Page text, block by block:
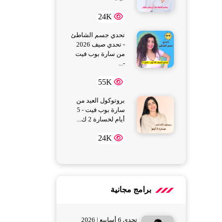
24K
تحدي جسم الشاطئ
- تحدي صيف 2026
من سارة بوب فيت
-...
55K
بروتوكول العيد من
سارة بوب فيت - 5
أيام لخسارة 2 ك...
24K
برامج مجانية
تحدي 6 أسابيع | 2026